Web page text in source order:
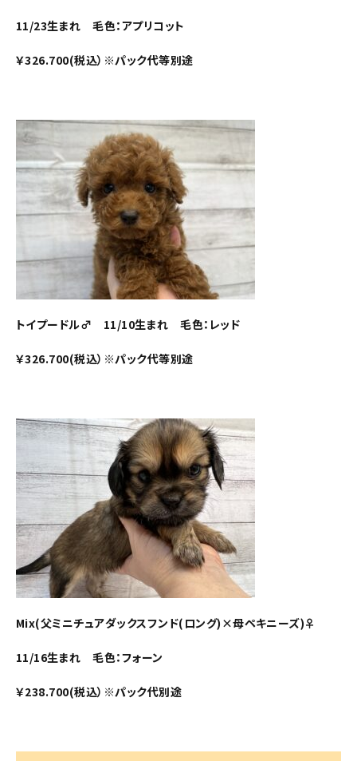
11/23生まれ 毛色：アプリコット
￥326.700(税込）※パック代等別途
トイプードル♂ 11/10生まれ 毛色：レッド
￥326.700(税込）※パック代等別途
Mix(父ミニチュアダックスフンド(ロング)×母ペキニーズ)♀
11/16生まれ 毛色：フォーン
￥238.700(税込）※パック代別途